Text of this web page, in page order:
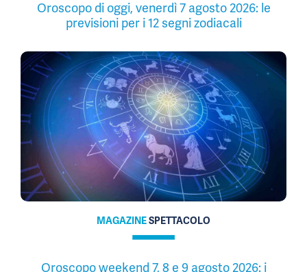
Oroscopo di oggi, venerdì 7 agosto 2026: le
previsioni per i 12 segni zodiacali
MAGAZINESPETTACOLO
Oroscopo weekend 7, 8 e 9 agosto 2026: i